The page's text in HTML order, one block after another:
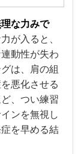
な力みで
が入ると、
動性が失わ
は、肩の組
悪化させる
、つい練習
ンを無視し
を早める結